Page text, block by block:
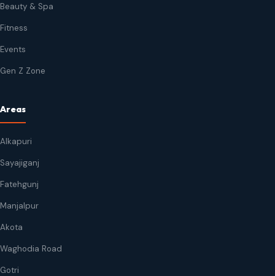
Beauty & Spa
Fitness
Events
Gen Z Zone
Areas
Alkapuri
Sayajiganj
Fatehgunj
Manjalpur
Akota
Waghodia Road
Gotri